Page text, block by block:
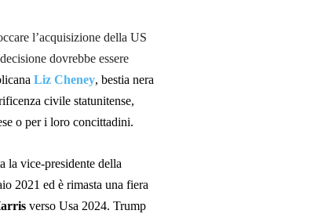
l’acquisizione della US
dovrebbe essere
Liz Cheney, bestia nera
civile statunitense,
o per i loro concittadini.
la vice-presidente della
2021 ed è rimasta una fiera
verso Usa 2024. Trump